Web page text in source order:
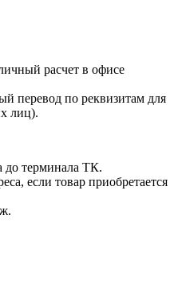
расчет в офисе
перевод по реквизитам для
лиц).
до терминала ТК.
если товар приобретается